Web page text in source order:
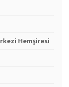
Hemşiresi